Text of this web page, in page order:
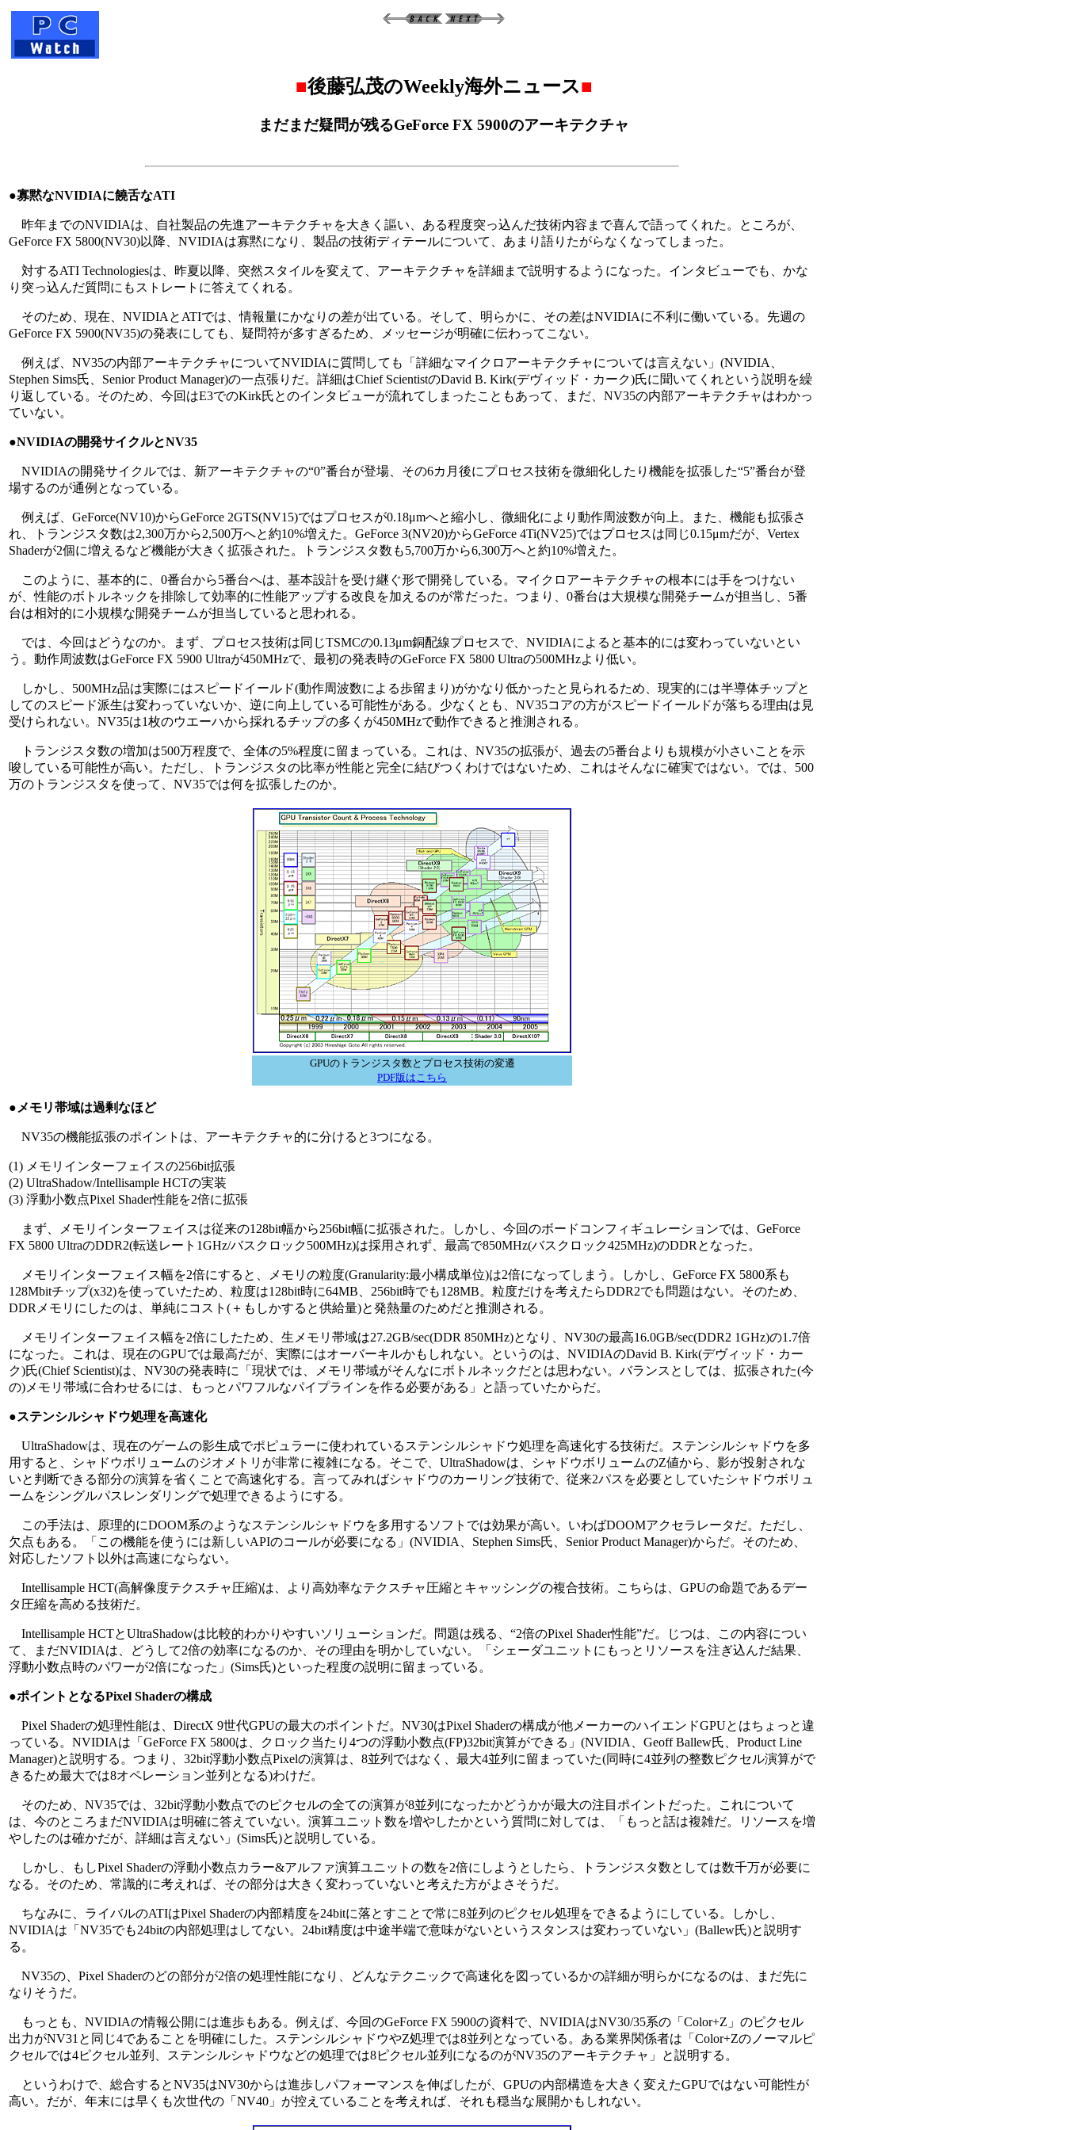
■後藤弘茂のWeekly海外ニュース■
まだまだ疑問が残るGeForce FX 5900のアーキテクチャ
●寡黙なNVIDIAに饒舌なATI
昨年までのNVIDIAは、自社製品の先進アーキテクチャを大きく謳い、ある程度突っ込んだ技術内容まで喜んで語ってくれた。ところが、
GeForce FX 5800(NV30)以降、NVIDIAは寡黙になり、製品の技術ディテールについて、あまり語りたがらなくなってしまった。
対するATI Technologiesは、昨夏以降、突然スタイルを変えて、アーキテクチャを詳細まで説明するようになった。インタビューでも、かな
り突っ込んだ質問にもストレートに答えてくれる。
そのため、現在、NVIDIAとATIでは、情報量にかなりの差が出ている。そして、明らかに、その差はNVIDIAに不利に働いている。先週の
GeForce FX 5900(NV35)の発表にしても、疑問符が多すぎるため、メッセージが明確に伝わってこない。
例えば、NV35の内部アーキテクチャについてNVIDIAに質問しても「詳細なマイクロアーキテクチャについては言えない」(NVIDIA、
Stephen Sims氏、Senior Product Manager)の一点張りだ。詳細はChief ScientistのDavid B. Kirk(デヴィッド・カーク)氏に聞いてくれという説明を繰
り返している。そのため、今回はE3でのKirk氏とのインタビューが流れてしまったこともあって、まだ、NV35の内部アーキテクチャはわかっ
ていない。
●NVIDIAの開発サイクルとNV35
NVIDIAの開発サイクルでは、新アーキテクチャの“0”番台が登場、その6カ月後にプロセス技術を微細化したり機能を拡張した“5”番台が登
場するのが通例となっている。
例えば、GeForce(NV10)からGeForce 2GTS(NV15)ではプロセスが0.18μmへと縮小し、微細化により動作周波数が向上。また、機能も拡張さ
れ、トランジスタ数は2,300万から2,500万へと約10%増えた。GeForce 3(NV20)からGeForce 4Ti(NV25)ではプロセスは同じ0.15μmだが、Vertex
Shaderが2個に増えるなど機能が大きく拡張された。トランジスタ数も5,700万から6,300万へと約10%増えた。
このように、基本的に、0番台から5番台へは、基本設計を受け継ぐ形で開発している。マイクロアーキテクチャの根本には手をつけない
が、性能のボトルネックを排除して効率的に性能アップする改良を加えるのが常だった。つまり、0番台は大規模な開発チームが担当し、5番
台は相対的に小規模な開発チームが担当していると思われる。
では、今回はどうなのか。まず、プロセス技術は同じTSMCの0.13μm銅配線プロセスで、NVIDIAによると基本的には変わっていないとい
う。動作周波数はGeForce FX 5900 Ultraが450MHzで、最初の発表時のGeForce FX 5800 Ultraの500MHzより低い。
しかし、500MHz品は実際にはスピードイールド(動作周波数による歩留まり)がかなり低かったと見られるため、現実的には半導体チップと
してのスピード派生は変わっていないか、逆に向上している可能性がある。少なくとも、NV35コアの方がスピードイールドが落ちる理由は見
受けられない。NV35は1枚のウエーハから採れるチップの多くが450MHzで動作できると推測される。
トランジスタ数の増加は500万程度で、全体の5%程度に留まっている。これは、NV35の拡張が、過去の5番台よりも規模が小さいことを示
唆している可能性が高い。ただし、トランジスタの比率が性能と完全に結びつくわけではないため、これはそんなに確実ではない。では、500
万のトランジスタを使って、NV35では何を拡張したのか。
GPUのトランジスタ数とプロセス技術の変遷
PDF版はこちら
●メモリ帯域は過剰なほど
NV35の機能拡張のポイントは、アーキテクチャ的に分けると3つになる。
(1) メモリインターフェイスの256bit拡張
(2) UltraShadow/Intellisample HCTの実装
(3) 浮動小数点Pixel Shader性能を2倍に拡張
まず、メモリインターフェイスは従来の128bit幅から256bit幅に拡張された。しかし、今回のボードコンフィギュレーションでは、GeForce
FX 5800 UltraのDDR2(転送レート1GHz/バスクロック500MHz)は採用されず、最高で850MHz(バスクロック425MHz)のDDRとなった。
メモリインターフェイス幅を2倍にすると、メモリの粒度(Granularity:最小構成単位)は2倍になってしまう。しかし、GeForce FX 5800系も
128Mbitチップ(x32)を使っていたため、粒度は128bit時に64MB、256bit時でも128MB。粒度だけを考えたらDDR2でも問題はない。そのため、
DDRメモリにしたのは、単純にコスト(＋もしかすると供給量)と発熱量のためだと推測される。
メモリインターフェイス幅を2倍にしたため、生メモリ帯域は27.2GB/sec(DDR 850MHz)となり、NV30の最高16.0GB/sec(DDR2 1GHz)の1.7倍
になった。これは、現在のGPUでは最高だが、実際にはオーバーキルかもしれない。というのは、NVIDIAのDavid B. Kirk(デヴィッド・カー
ク)氏(Chief Scientist)は、NV30の発表時に「現状では、メモリ帯域がそんなにボトルネックだとは思わない。バランスとしては、拡張された(今
の)メモリ帯域に合わせるには、もっとパワフルなパイプラインを作る必要がある」と語っていたからだ。
●ステンシルシャドウ処理を高速化
UltraShadowは、現在のゲームの影生成でポピュラーに使われているステンシルシャドウ処理を高速化する技術だ。ステンシルシャドウを多
用すると、シャドウボリュームのジオメトリが非常に複雑になる。そこで、UltraShadowは、シャドウボリュームのZ値から、影が投射されな
いと判断できる部分の演算を省くことで高速化する。言ってみればシャドウのカーリング技術で、従来2パスを必要としていたシャドウボリュ
ームをシングルパスレンダリングで処理できるようにする。
この手法は、原理的にDOOM系のようなステンシルシャドウを多用するソフトでは効果が高い。いわばDOOMアクセラレータだ。ただし、
欠点もある。「この機能を使うには新しいAPIのコールが必要になる」(NVIDIA、Stephen Sims氏、Senior Product Manager)からだ。そのため、
対応したソフト以外は高速にならない。
Intellisample HCT(高解像度テクスチャ圧縮)は、より高効率なテクスチャ圧縮とキャッシングの複合技術。こちらは、GPUの命題であるデー
タ圧縮を高める技術だ。
Intellisample HCTとUltraShadowは比較的わかりやすいソリューションだ。問題は残る、“2倍のPixel Shader性能”だ。じつは、この内容につい
て、まだNVIDIAは、どうして2倍の効率になるのか、その理由を明かしていない。「シェーダユニットにもっとリソースを注ぎ込んだ結果、
浮動小数点時のパワーが2倍になった」(Sims氏)といった程度の説明に留まっている。
●ポイントとなるPixel Shaderの構成
Pixel Shaderの処理性能は、DirectX 9世代GPUの最大のポイントだ。NV30はPixel Shaderの構成が他メーカーのハイエンドGPUとはちょっと違
っている。NVIDIAは「GeForce FX 5800は、クロック当たり4つの浮動小数点(FP)32bit演算ができる」(NVIDIA、Geoff Ballew氏、Product Line
Manager)と説明する。つまり、32bit浮動小数点Pixelの演算は、8並列ではなく、最大4並列に留まっていた(同時に4並列の整数ピクセル演算がで
きるため最大では8オペレーション並列となる)わけだ。
そのため、NV35では、32bit浮動小数点でのピクセルの全ての演算が8並列になったかどうかが最大の注目ポイントだった。これについて
は、今のところまだNVIDIAは明確に答えていない。演算ユニット数を増やしたかという質問に対しては、「もっと話は複雑だ。リソースを増
やしたのは確かだが、詳細は言えない」(Sims氏)と説明している。
しかし、もしPixel Shaderの浮動小数点カラー&アルファ演算ユニットの数を2倍にしようとしたら、トランジスタ数としては数千万が必要に
なる。そのため、常識的に考えれば、その部分は大きく変わっていないと考えた方がよさそうだ。
ちなみに、ライバルのATIはPixel Shaderの内部精度を24bitに落とすことで常に8並列のピクセル処理をできるようにしている。しかし、
NVIDIAは「NV35でも24bitの内部処理はしてない。24bit精度は中途半端で意味がないというスタンスは変わっていない」(Ballew氏)と説明す
る。
NV35の、Pixel Shaderのどの部分が2倍の処理性能になり、どんなテクニックで高速化を図っているかの詳細が明らかになるのは、まだ先に
なりそうだ。
もっとも、NVIDIAの情報公開には進歩もある。例えば、今回のGeForce FX 5900の資料で、NVIDIAはNV30/35系の「Color+Z」のピクセル
出力がNV31と同じ4であることを明確にした。ステンシルシャドウやZ処理では8並列となっている。ある業界関係者は「Color+Zのノーマルピ
クセルでは4ピクセル並列、ステンシルシャドウなどの処理では8ピクセル並列になるのがNV35のアーキテクチャ」と説明する。
というわけで、総合するとNV35はNV30からは進歩しパフォーマンスを伸ばしたが、GPUの内部構造を大きく変えたGPUではない可能性が
高い。だが、年末には早くも次世代の「NV40」が控えていることを考えれば、それも穏当な展開かもしれない。